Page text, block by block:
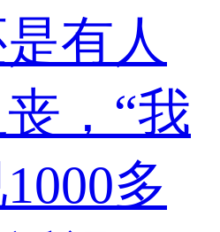
有人
，“我
多